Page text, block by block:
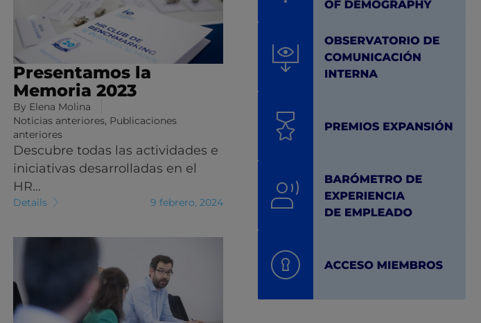
Presentamos la
Memoria 2023
By Elena Molina
Noticias anteriores, Publicaciones
anteriores
Descubre todas las actividades e
iniciativas desarrolladas en el
HR…
Details 9 febrero, 2024